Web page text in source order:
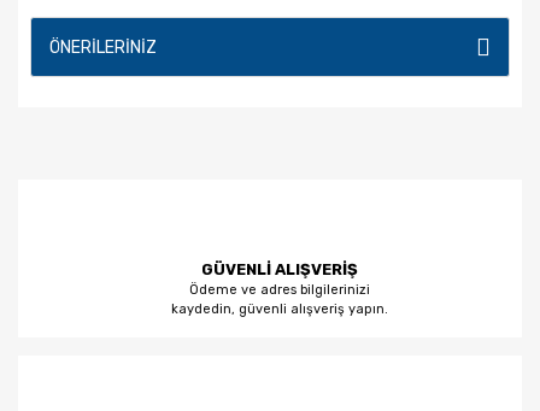
ÖNERILERINIZ
GÜVENLİ ALIŞVERİŞ
Ödeme ve adres bilgilerinizi
kaydedin, güvenli alışveriş yapın.